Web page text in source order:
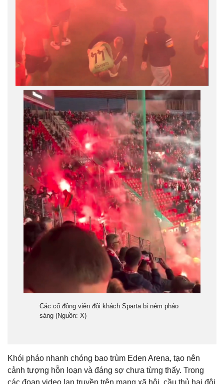
Các cổ động viên đội khách Sparta bị ném pháo
sáng (Nguồn: X)
Khói pháo nhanh chóng bao trùm Eden Arena, tạo nên
cảnh tượng hỗn loạn và đáng sợ chưa từng thấy. Trong
các đoạn video lan truyền trên mạng xã hội, cầu thủ hai đội